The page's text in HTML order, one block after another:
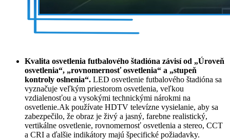
Kvalita osvetlenia futbalového štadióna závisí od „Úroveň
osvetlenia“, „rovnomernosť osvetlenia“ a „stupeň
kontroly oslnenia“. LED osvetlenie futbalového štadióna sa
vyznačuje veľkým priestorom osvetlenia, veľkou
vzdialenosťou a vysokými technickými nárokmi na
osvetlenie.Ak používate HDTV televízne vysielanie, aby sa
zabezpečilo, že obraz je živý a jasný, farebne realistický,
vertikálne osvetlenie, rovnomernosť osvetlenia a stereo, CCT
a CRI a ďalšie indikátory majú špecifické požiadavky.